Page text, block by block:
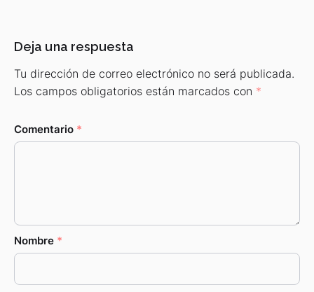
Deja una respuesta
Tu dirección de correo electrónico no será publicada.
Los campos obligatorios están marcados con *
Comentario *
Nombre *